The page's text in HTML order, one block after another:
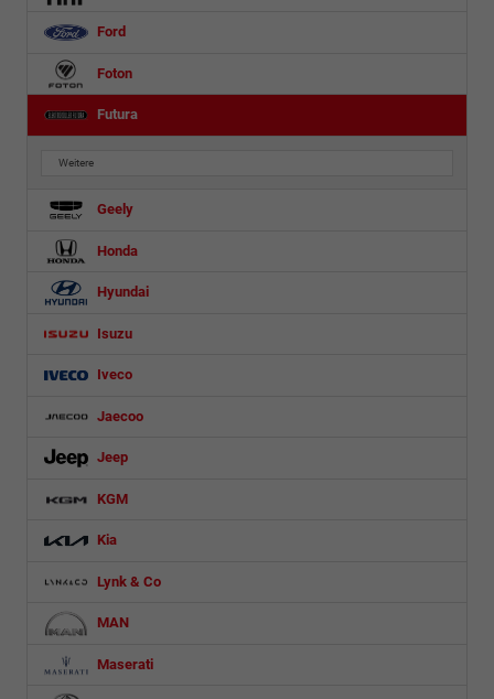
Ford
Foton
Futura
Weitere
Geely
Honda
Hyundai
Isuzu
Iveco
Jaecoo
Jeep
KGM
Kia
Lynk & Co
MAN
Maserati